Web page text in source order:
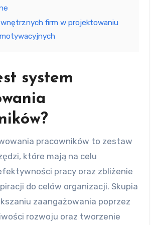
firm w projektowaniu
system
które mają na celu
pracy oraz zbliżenie
do celów organizacji. Skupia
zaangażowania poprzez
rozwoju oraz tworzenie